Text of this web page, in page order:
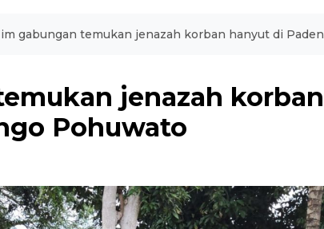
gabungan temukan jenazah korban hanyut di
jenazah korban
Pohuwato